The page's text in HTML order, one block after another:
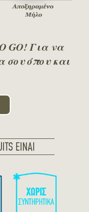
GO! Για να
σου όπου και
ΕΙΝΑΙ